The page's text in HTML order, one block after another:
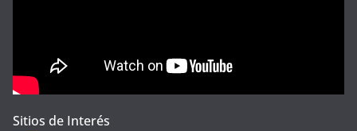
Sitios de Interés